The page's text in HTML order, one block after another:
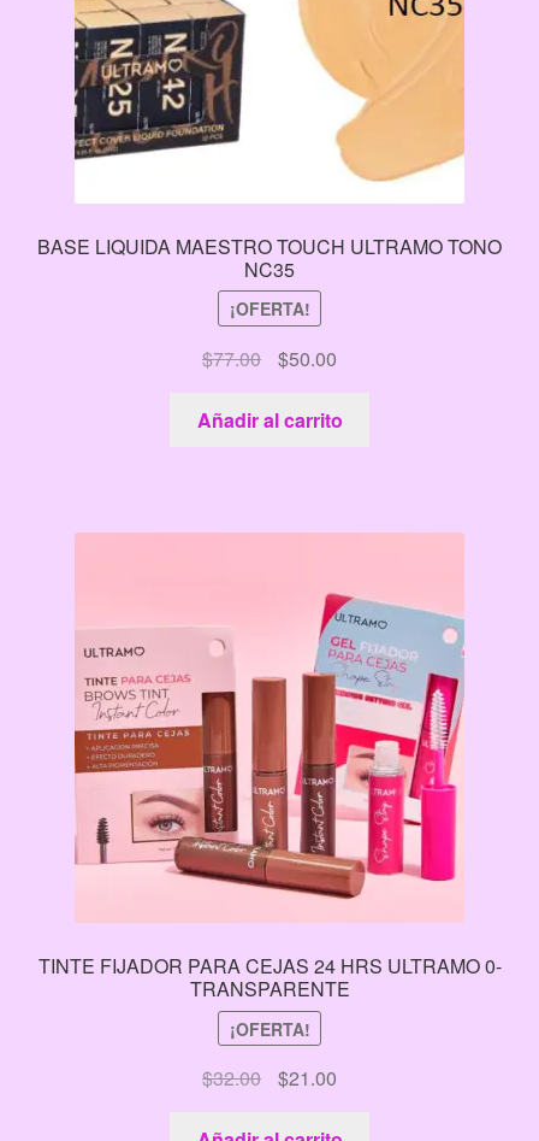
BASE LIQUIDA MAESTRO TOUCH ULTRAMO TONO
NC35
¡OFERTA!
$77.00
El
precio
original
era:
$50.00El
precio
actual
es:
Añadir al carrito
TINTE FIJADOR PARA CEJAS 24 HRS ULTRAMO 0-
TRANSPARENTE
¡OFERTA!
$32.00
El
precio
$21.00El
precio